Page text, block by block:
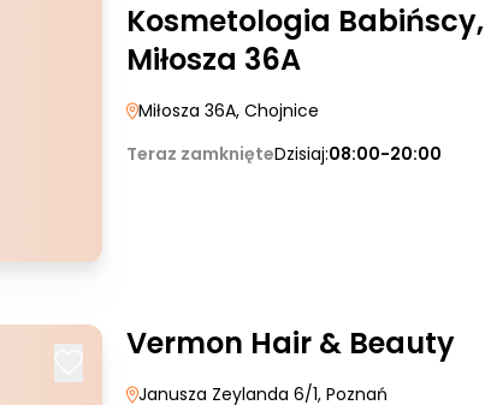
Kosmetologia Babińscy,
Miłosza 36A
Miłosza 36A, Chojnice
Teraz zamknięteDzisiaj:08:00-20:00
Vermon Hair & Beauty
Janusza Zeylanda 6/1, Poznań